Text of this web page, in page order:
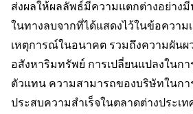
ส่งผลให้ผลลัพธ์มีความแตกต่างอย่าง
ในทางลบจากที่ได้แสดงไว้ในข้อควา
เหตุการณ์ในอนาคต รวมถึงความผันผ
อสังหาริมทรัพย์ การเปลี่ยนแปลงในก
ตัวแทน ความสามารถของบริษัทในกา
ประสบความสำเร็จในตลาดต่างประเ